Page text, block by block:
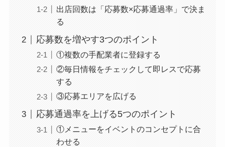
出店回数は「応募数×応募通過率」で決ま
る
応募数を増やす3つのポイント
①複数の手配業者に登録する
②毎日情報をチェックして即レスで応募
する
③応募エリアを広げる
応募通過率を上げる5つのポイント
①メニューをイベントのコンセプトに合
わせる